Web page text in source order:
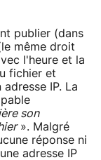
publier (dans
même droit
l'heure et la
fichier et
IP. La
son
». Malgré
réponse ni
adresse IP